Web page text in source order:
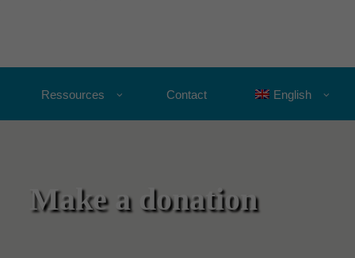
Ressources Contact English
Make a donation